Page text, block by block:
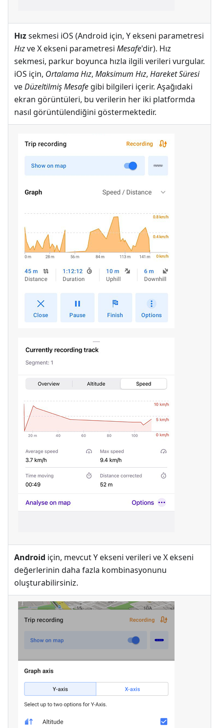
Hızsekmesi iOS (Android için, Y ekseni parametresi
Hızve X ekseni parametresi Mesafe'dir). Hız
sekmesi, parkur boyunca hızla ilgili verileri vurgular.
iOS için, Ortalama Hız, Maksimum Hız, Hareket Süresi
veDüzeltilmiş Mesafe gibi bilgileri içerir. Aşağıdaki
ekran görüntüleri, bu verilerin her iki platformda
nasıl görüntülendiğini göstermektedir.
Android için, mevcut Y ekseni verileri ve X ekseni
değerlerinin daha fazla kombinasyonunu
oluşturabilirsiniz.